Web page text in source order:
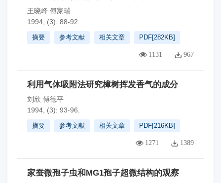
王晓峰 傅家瑞
1994, (3): 88-92.
摘要 参考文献 相关文章 PDF[282KB]
1131 967
利用气体吸附法研究樟树挥发香气的成分
刘欣 傅德平
1994, (3): 93-96.
摘要 参考文献 相关文章 PDF[216KB]
1271 1389
家蚕微孢子虫和MG1孢子超微结构的观察